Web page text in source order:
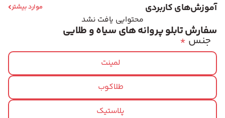
آموزش‌های کاربردی موارد بیشتر
محتوایی یافت نشد
سفارش تابلو پروانه های سیاه و طلایی
*جنس
لمینت
طلاکوب
پلاستیک